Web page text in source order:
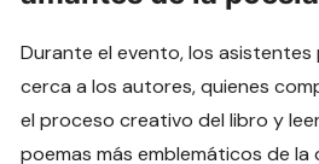
Durante el evento, los
cerca a los autores, quienes
el proceso creativo del libro y
poemas más emblemáticos de la